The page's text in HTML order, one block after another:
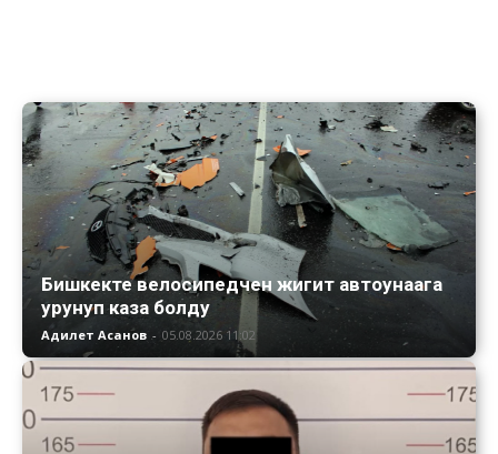
Бишкекте велосипедчен жигит автоунаага
урунуп каза болду
Адилет Асанов - 05.08.2026 11:02